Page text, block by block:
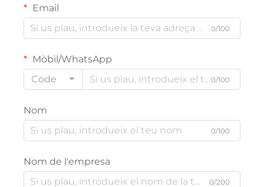
Email
0/100
Mòbil/WhatsApp
Code
0/100
Nom
0/100
Nom de l'empresa
0/200